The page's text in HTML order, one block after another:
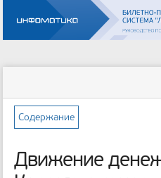
Инструменты
пользователя
сайта
страницы
е
т
Содержание
Движение